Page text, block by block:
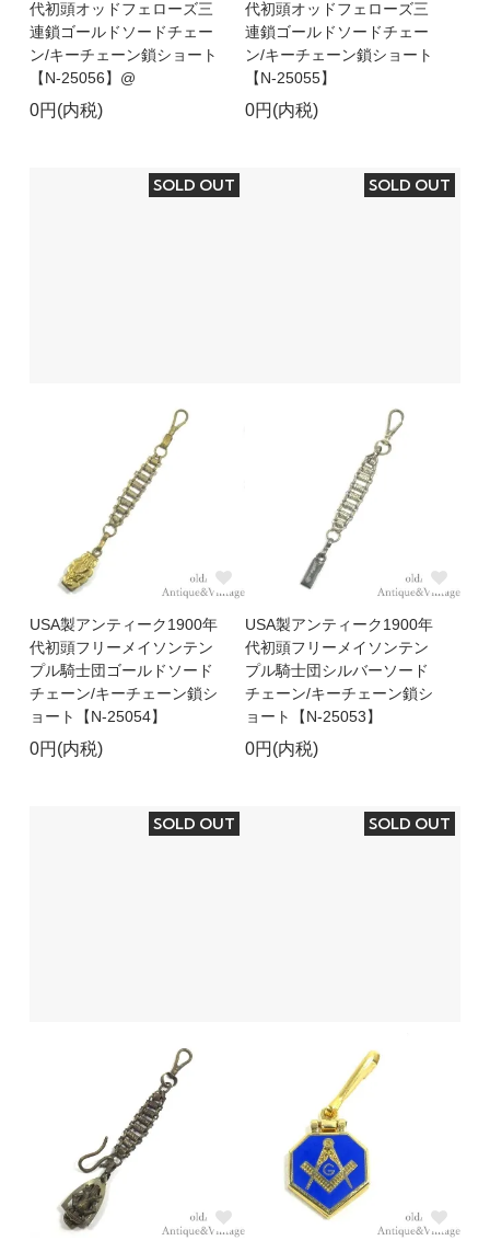
代初頭オッドフェローズ三
連鎖ゴールドソードチェー
ン/キーチェーン鎖ショート
【N-25056】@
0円(内税)
代初頭オッドフェローズ三
連鎖ゴールドソードチェー
ン/キーチェーン鎖ショート
【N-25055】
0円(内税)
SOLD OUT
USA製アンティーク1900年
代初頭フリーメイソンテン
プル騎士団ゴールドソード
チェーン/キーチェーン鎖シ
ョート【N-25054】
0円(内税)
SOLD OUT
USA製アンティーク1900年
代初頭フリーメイソンテン
プル騎士団シルバーソード
チェーン/キーチェーン鎖シ
ョート【N-25053】
0円(内税)
SOLD OUT SOLD OUT